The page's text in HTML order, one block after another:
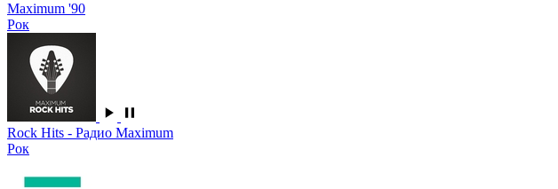
Maximum '90
Рок
Rock Hits - Радио Maximum
Рок